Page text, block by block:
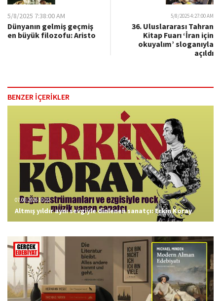
5/8/2025 7:38:00 AM
Dünyanın gelmiş geçmiş
en büyük filozofu: Aristo
5/8/2025 4:27:00 AM
36. Uluslararası Tahran
Kitap Fuarı ‘İran için
okuyalım’ sloganıyla
açıldı
BENZER İÇERİKLER
07.08.2026 10:22
Altmış yıldır aynı sevgiyle dinlenen sanatçı: Erkin Koray